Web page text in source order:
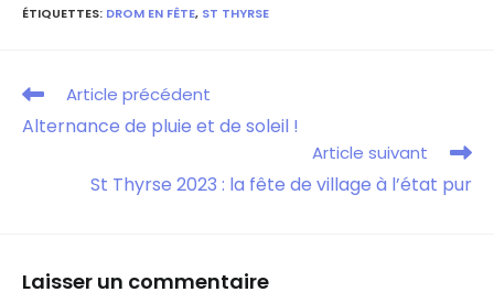
ÉTIQUETTES: DROM EN FÊTE, ST THYRSE
Article précédent
Alternance de pluie et de soleil !
Article suivant
St Thyrse 2023 : la fête de village à l’état pur
Laisser un commentaire